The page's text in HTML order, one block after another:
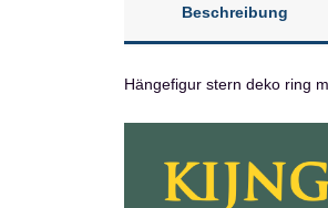
Beschreibung
Hängefigur stern deko ring